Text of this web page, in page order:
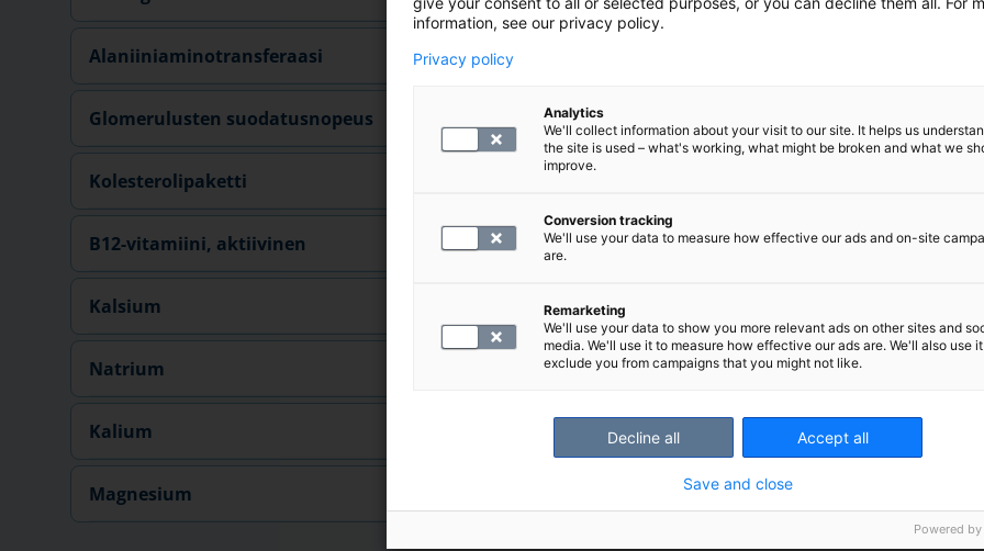
Alaniiniaminotransferaasi
Glomerulusten suodatusnopeus
Kolesterolipaketti
B12-vitamiini, aktiivinen
Kalsium
Natrium
Kalium
Magnesium
information, see our privacy policy.
Privacy policy
Analytics
We'll collect information about your visit to our site. It helps us
the site is used – what's working, what might be broken and what we
improve.
Conversion tracking
We'll use your data to measure how effective our ads and on-site
are.
Remarketing
We'll use your data to show you more relevant ads on other sites and
media. We'll use it to measure how effective our ads are. We'll also use
exclude you from campaigns that you might not like.
Accept all
Decline all
Save and close
Powered by